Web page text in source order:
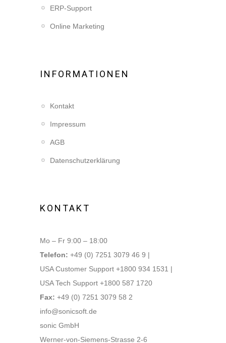
ERP-Support
Online Marketing
INFORMATIONEN
Kontakt
Impressum
AGB
Datenschutzerklärung
KONTAKT
Mo – Fr 9:00 – 18:00
Telefon: +49 (0) 7251 3079 46 9 |
USA Customer Support +1800 934 1531 |
USA Tech Support +1800 587 1720
Fax: +49 (0) 7251 3079 58 2
info@sonicsoft.de
sonic GmbH
Werner-von-Siemens-Strasse 2-6